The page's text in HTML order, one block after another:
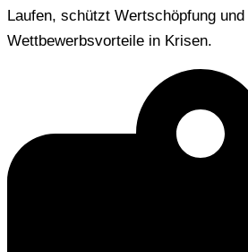
Laufen, schützt Wertschöpfung
Wettbewerbsvorteile in Krisen.